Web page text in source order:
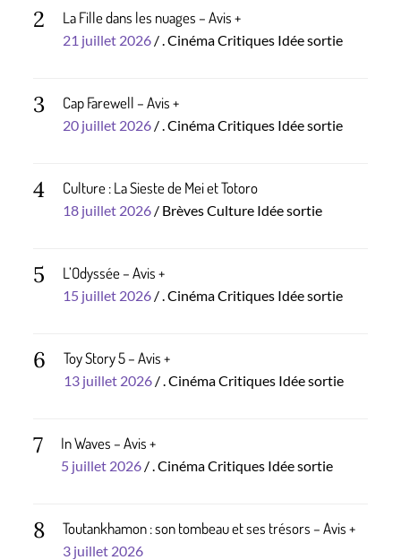
2 La Fille dans les nuages – Avis +
Posted
21 juillet 2026 .CinémaCritiques Idée sortie
3 Cap Farewell – Avis +
Posted
20 juillet 2026 .CinémaCritiques Idée sortie
4 Culture : La Sieste de Mei et Totoro
Posted
18 juillet 2026 BrèvesCulture Idée sortie
5 L’Odyssée – Avis +
Posted
15 juillet 2026 .CinémaCritiques Idée sortie
6 Toy Story 5 – Avis +
Posted
13 juillet 2026 .CinémaCritiques Idée sortie
7 In Waves – Avis +
Posted
5 juillet 2026 .CinémaCritiques Idée sortie
8 Toutankhamon : son tombeau et ses trésors – Avis +
Posted
3 juillet 2026